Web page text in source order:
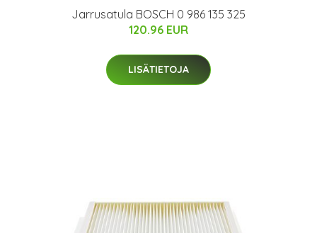
Jarrusatula BOSCH 0 986 135 325
120.96 EUR
LISÄTIETOJA